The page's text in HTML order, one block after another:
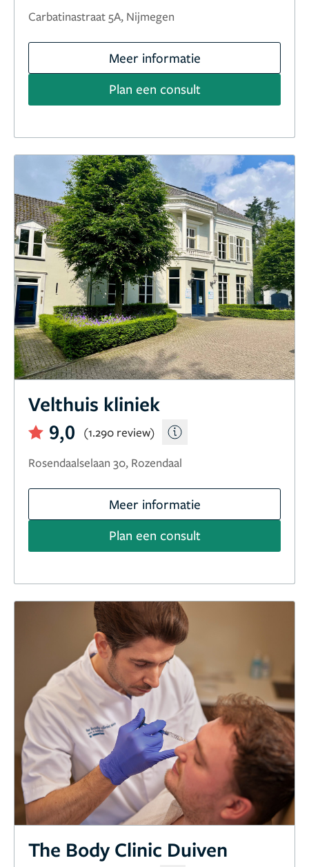
Carbatinastraat 5A, Nijmegen
Meer informatie
Plan een consult
Velthuis kliniek
9,0
(1.290 review)
Rosendaalselaan 30, Rozendaal
Meer informatie
Plan een consult
The Body Clinic Duiven